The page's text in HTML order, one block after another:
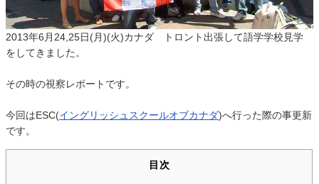
2013年6月24,25日(月)(火)カナダ トロント出張して語学学校見学
をしてきました。
その時の視察レポートです。
今回はESC(イングリッシュスクールオブカナダ)へ行った際の事更新
です。
目次